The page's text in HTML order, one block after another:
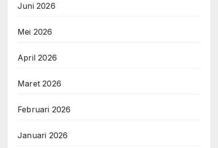
Juni 2026
Mei 2026
April 2026
Maret 2026
Februari 2026
Januari 2026